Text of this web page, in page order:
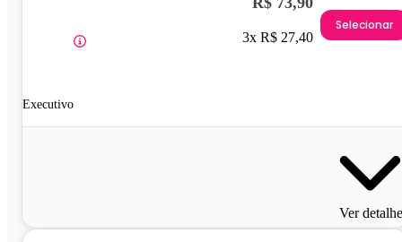
Executivo
3x R$ 27,40
Selecionar
Ver